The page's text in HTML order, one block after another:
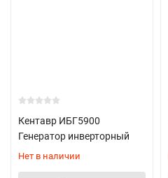
Кентавр ИБГ5900
Генератор инверторный
Нет в наличии